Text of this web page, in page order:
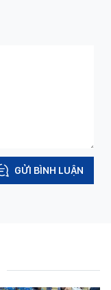
GỬI BÌNH LUẬN